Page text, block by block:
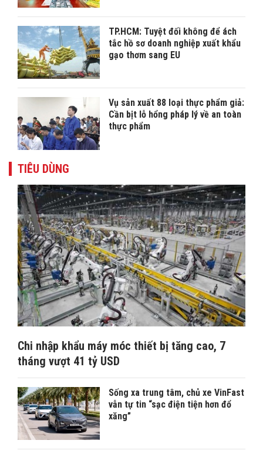
TP.HCM: Tuyệt đối không để ách
tắc hồ sơ doanh nghiệp xuất khẩu
gạo thơm sang EU
Vụ sản xuất 88 loại thực phẩm giả:
Cần bịt lỗ hổng pháp lý về an toàn
thực phẩm
TIÊU DÙNG
Chi nhập khẩu máy móc thiết bị tăng cao, 7
tháng vượt 41 tỷ USD
Sống xa trung tâm, chủ xe VinFast
vẫn tự tin “sạc điện tiện hơn đổ
xăng”